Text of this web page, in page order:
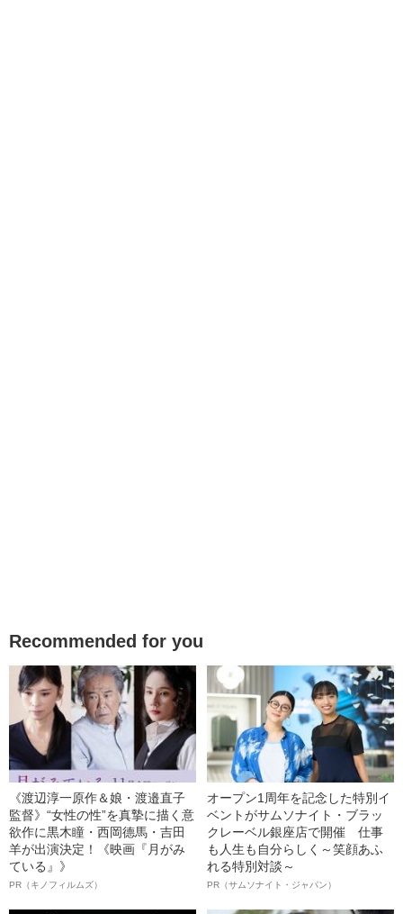
Recommended for you
《渡辺淳一原作＆娘・渡邉直子
監督》“女性の性”を真摯に描く意
欲作に黒木瞳・西岡德馬・吉田
羊が出演決定！《映画『月がみ
ている』》
PR（キノフィルムズ）
オープン1周年を記念した特別イ
ベントがサムソナイト・ブラッ
クレーベル銀座店で開催 仕事
も人生も自分らしく～笑顔あふ
れる特別対談～
PR（サムソナイト・ジャパン）